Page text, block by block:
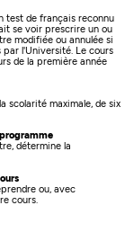
test de français reconnu
se voir prescrire un ou
modifiée ou annulée si
par l'Université. Le cours
de la première année
scolarité maximale, de six
détermine la
ou, avec
cours.